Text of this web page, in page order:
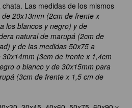
Las medidas de los mismos
20x13mm (2cm de frente x
los blancos y negro) y de
natural de marupá (2cm de
y de las medidas 50x75 a
(3cm de frente x 1,4cm
o blanco y de 30x15mm para
(3cm de frente x 1,5 cm de